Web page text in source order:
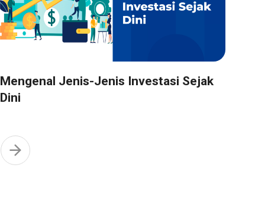
Mengenal Jenis-Jenis Investasi Sejak
Dini